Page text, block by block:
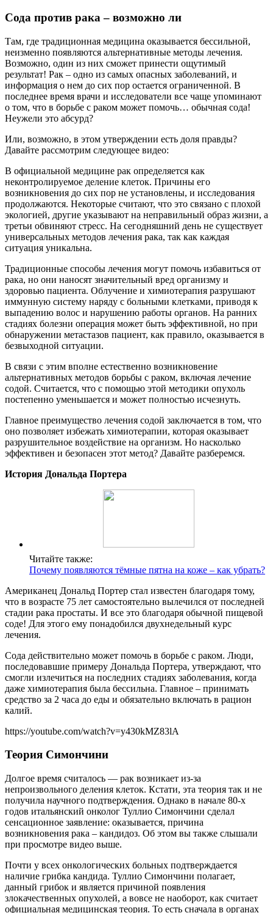
Сода против рака – возможно ли
Там, где традиционная медицина оказывается бессильной,
неизменно появляются альтернативные методы лечения.
Возможно, один из них сможет принести ощутимый
результат! Рак – одно из самых опасных заболеваний, и
информация о нем до сих пор остается ограниченной. В
последнее время врачи и исследователи все чаще упоминают
о том, что в борьбе с раком может помочь… обычная сода!
Неужели это абсурд?
Или, возможно, в этом утверждении есть доля правды?
Давайте рассмотрим следующее видео:
В официальной медицине рак определяется как
неконтролируемое деление клеток. Причины его
возникновения до сих пор не установлены, и исследования
продолжаются. Некоторые считают, что это связано с плохой
экологией, другие указывают на неправильный образ жизни, а
третьи обвиняют стресс. На сегодняшний день не существует
универсальных методов лечения рака, так как каждая
ситуация уникальна.
Традиционные способы лечения могут помочь избавиться от
рака, но они наносят значительный вред организму и
здоровью пациента. Облучение и химиотерапия разрушают
иммунную систему наряду с больными клетками, приводя к
выпадению волос и нарушению работы органов. На ранних
стадиях болезни операция может быть эффективной, но при
обнаружении метастазов пациент, как правило, оказывается в
безвыходной ситуации.
В связи с этим вполне естественно возникновение
альтернативных методов борьбы с раком, включая лечение
содой. Считается, что с помощью этой методики опухоль
постепенно уменьшается и может полностью исчезнуть.
Главное преимущество лечения содой заключается в том, что
оно позволяет избежать химиотерапии, которая оказывает
разрушительное воздействие на организм. Но насколько
эффективен и безопасен этот метод? Давайте разберемся.
История Дональда Портера
Читайте также:
Почему появляются тёмные пятна на коже – как убрать?
Американец Дональд Портер стал известен благодаря тому,
что в возрасте 75 лет самостоятельно вылечился от последней
стадии рака простаты. И все это благодаря обычной пищевой
соде! Для этого ему понадобился двухнедельный курс
лечения.
Сода действительно может помочь в борьбе с раком. Люди,
последовавшие примеру Дональда Портера, утверждают, что
смогли излечиться на последних стадиях заболевания, когда
даже химиотерапия была бессильна. Главное – принимать
средство за 2 часа до еды и обязательно включать в рацион
калий.
https://youtube.com/watch?v=y430kMZ83lA
Теория Симончини
Долгое время считалось — рак возникает из-за
непроизвольного деления клеток. Кстати, эта теория так и не
получила научного подтверждения. Однако в начале 80-х
годов итальянский онколог Туллио Симончини сделал
сенсационное заявление: оказывается, причина
возникновения рака – кандидоз. Об этом вы также слышали
при просмотре видео выше.
Почти у всех онкологических больных подтверждается
наличие грибка кандида. Туллио Симончини полагает,
данный грибок и является причиной появления
злокачественных опухолей, а вовсе не наоборот, как считает
официальная медицинская теория. То есть сначала в органах